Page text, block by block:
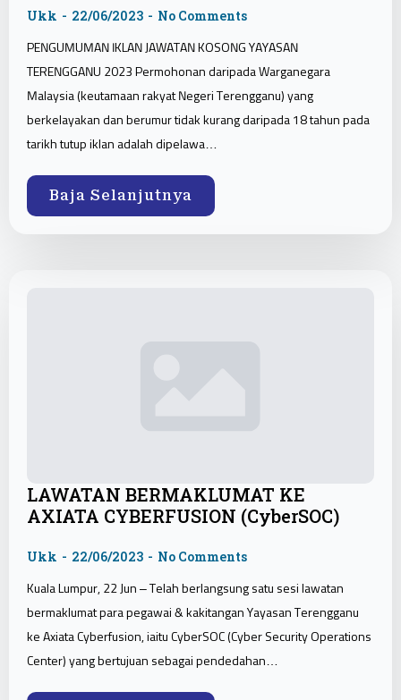
Ukk 22/06/2023 No Comments
PENGUMUMAN IKLAN JAWATAN KOSONG YAYASAN
TERENGGANU 2023 Permohonan daripada Warganegara
Malaysia (keutamaan rakyat Negeri Terengganu) yang
berkelayakan dan berumur tidak kurang daripada 18 tahun pada
tarikh tutup iklan adalah dipelawa…
Baja Selanjutnya
LAWATAN BERMAKLUMAT KE
AXIATA CYBERFUSION (CyberSOC)
Ukk 22/06/2023 No Comments
Kuala Lumpur, 22 Jun – Telah berlangsung satu sesi lawatan
bermaklumat para pegawai & kakitangan Yayasan Terengganu
ke Axiata Cyberfusion, iaitu CyberSOC (Cyber Security Operations
Center) yang bertujuan sebagai pendedahan…